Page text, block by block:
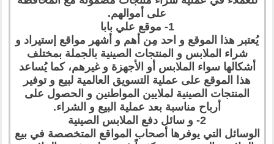
على أموالهم.
1- موقع علي بابا
يُعتبر هذا الموقع و احد مِن أهم و أشهر مواقع إستيراد و
شراء الملابس و المنتجات الصينية بالجملة بمختلف
أشكالها سواء الملابس أو الأجهزة و غيرهم، كما يُساعد
هذا الموقع على عملية التسويق العالمية لبيع و توفير
المنتجات الصينية لملايين المواطنين و الحصول على
أرباح مناسبة بعد عملية البيع و الشراء.
2- و سائل دفع الملابس الصينية
الوسائل التي يوفرها أصحاب المواقع المتخصصة في بيع